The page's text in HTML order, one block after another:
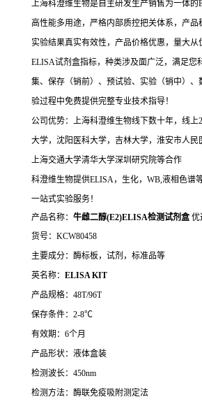
上海科澄维生物是自主研发生产销售为一体的
高性能多用途，严格内部质控把关体系，产
实验结果真实有效性，产品价格优惠，量大从
ELISA试剂盒指标，种类涉及面广泛，满足您
集、保存（销前）、预试验、实验（销中）
验过程中免费提供完整专业技术指导！
公司优势：上海科澄维生物线下数十年，线上
大学，沈阳医科大学，吉林大学，淮安市人民
上海交通大学清华大学深圳研究院等合作
科澄维生物提供ELISA，生化，WB,液相色谱
一站式实验服务！
产品名称： 牛雌二醇(E2)ELISA检测试剂盒 优
货号：KCW80458
主要成分：酶标板，试剂，标准品等
英名称： ELISA KIT
产品规格：48T/96T
保存条件：2-8℃
有效期：6个月
产品形状：液体盒装
检测波长：450nm
检测方法：酶联免疫吸附测定法